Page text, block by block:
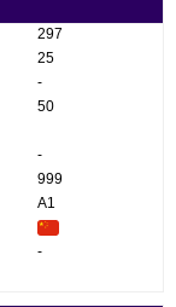
297
25
-
50
-
999
A1
-